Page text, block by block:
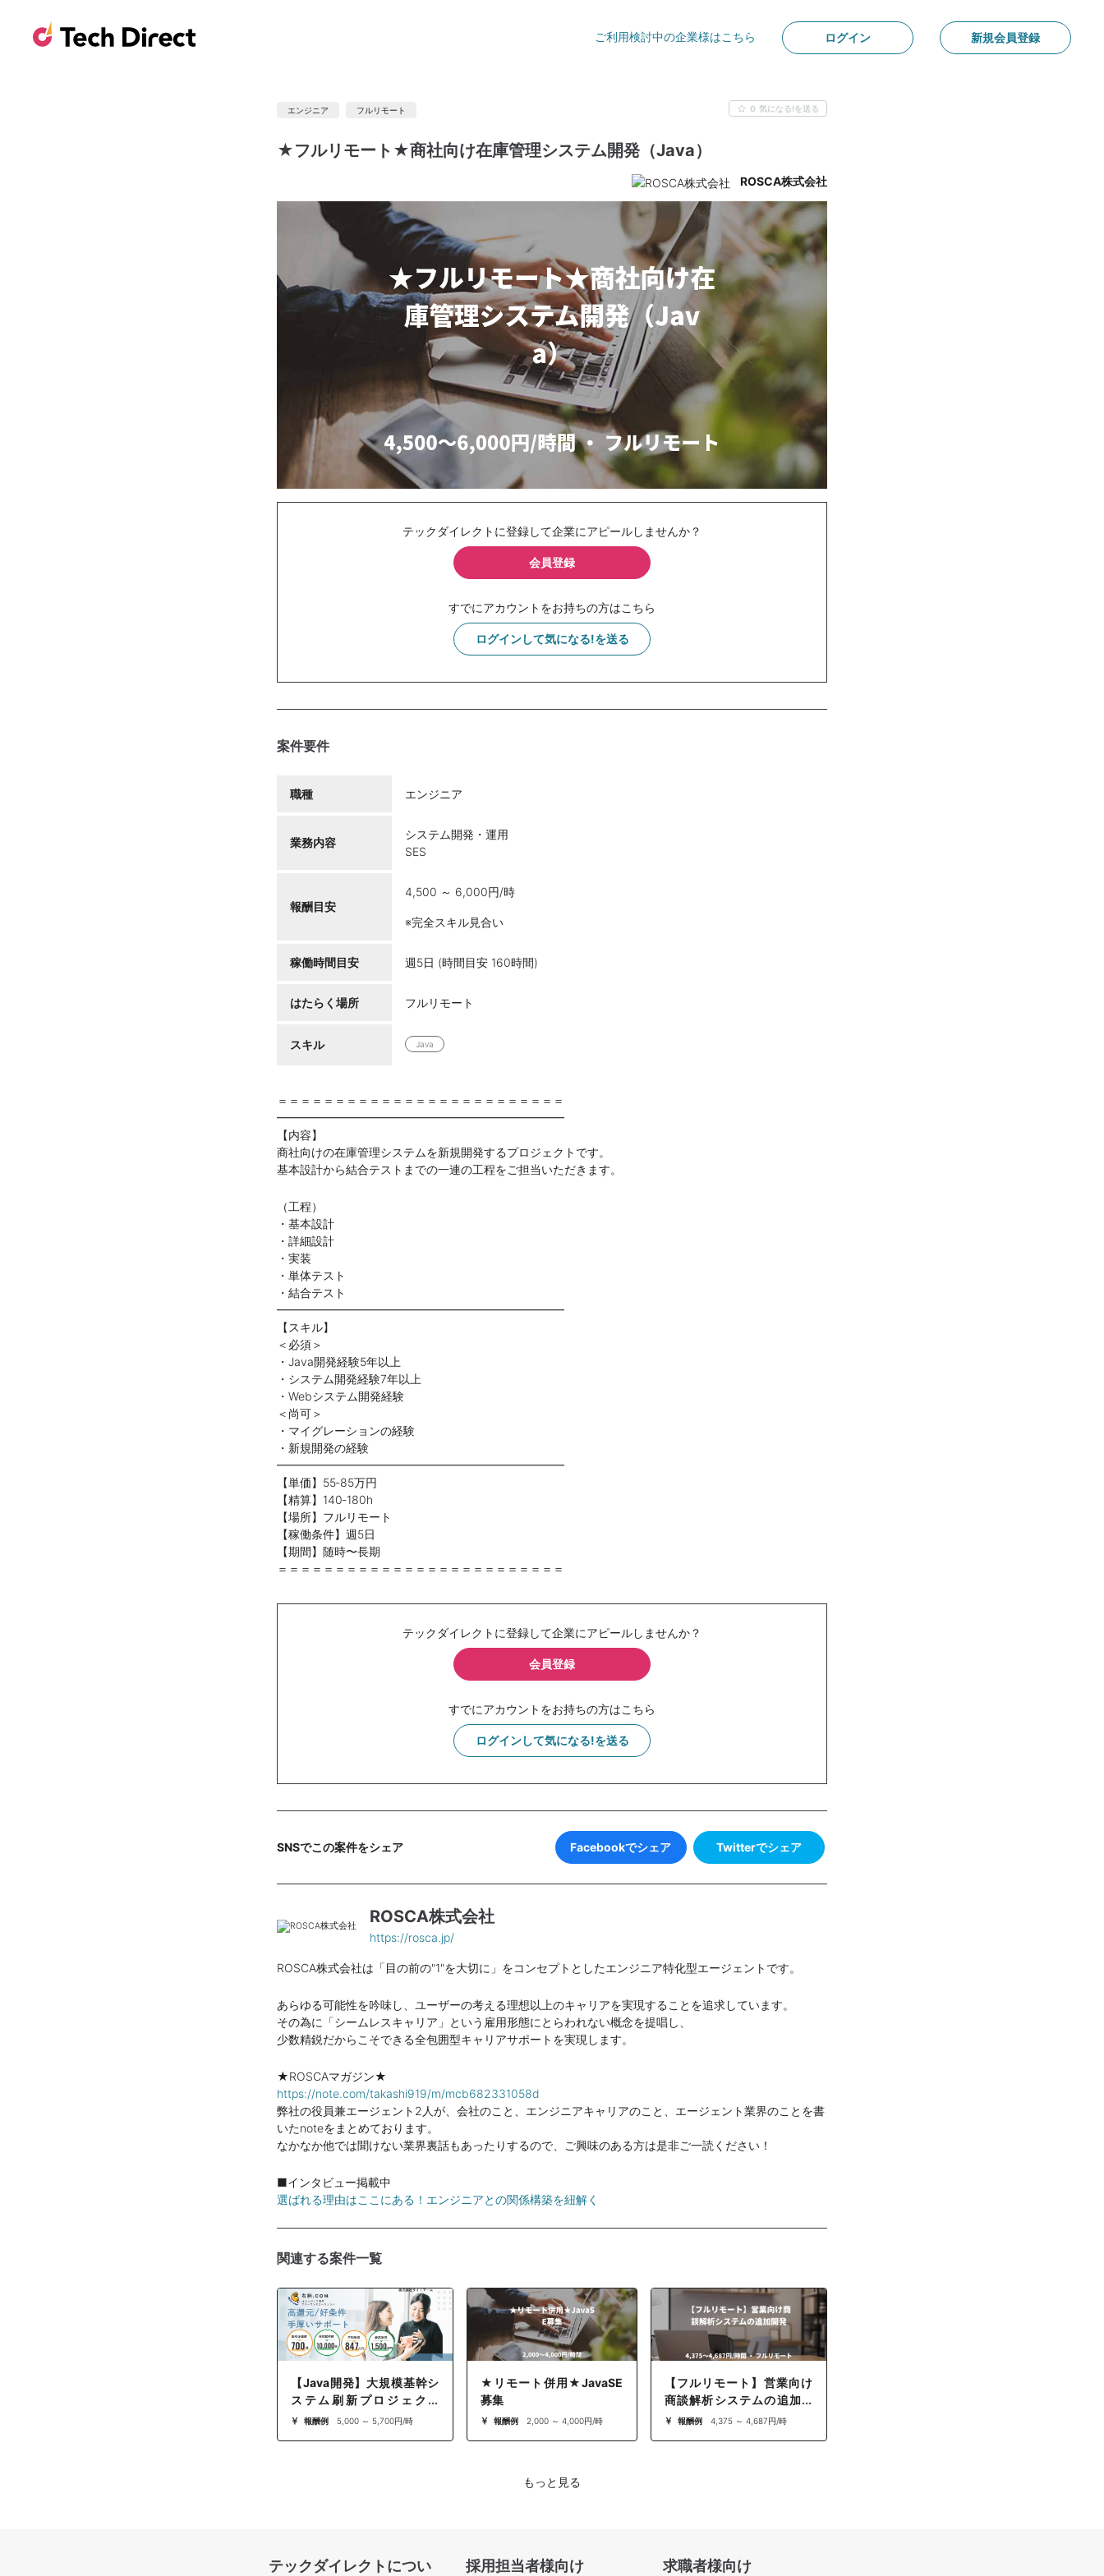
ご利用検討中の企業様はこちら ログイン 新規会員登録
エンジニア フルリモート 0 気になる!を送る
★フルリモート★商社向け在庫管理システム開発（Java）
ROSCA株式会社
テックダイレクトに登録して企業にアピールしませんか？
会員登録
すでにアカウントをお持ちの方はこちら
ログインして気になる!を送る
案件要件
職種 エンジニア
業務内容
システム開発・運用
SES
報酬目安
4,500 ～ 6,000円/時
※完全スキル見合い
稼働時間目安 週5日 (時間目安 160時間)
はたらく場所 フルリモート
スキル Java
＝＝＝＝＝＝＝＝＝＝＝＝＝＝＝＝＝＝＝＝＝＝＝＝＝
━━━━━━━━━━━━━━━━━━━━━━━━━
【内容】
商社向けの在庫管理システムを新規開発するプロジェクトです。
基本設計から結合テストまでの一連の工程をご担当いただきます。
（工程）
・基本設計
・詳細設計
・実装
・単体テスト
・結合テスト
━━━━━━━━━━━━━━━━━━━━━━━━━
【スキル】
＜必須＞
・Java開発経験5年以上
・システム開発経験7年以上
・Webシステム開発経験
＜尚可＞
・マイグレーションの経験
・新規開発の経験
━━━━━━━━━━━━━━━━━━━━━━━━━
【単価】55‐85万円
【精算】140‐180h
【場所】フルリモート
【稼働条件】週5日
【期間】随時〜長期
＝＝＝＝＝＝＝＝＝＝＝＝＝＝＝＝＝＝＝＝＝＝＝＝＝
テックダイレクトに登録して企業にアピールしませんか？
会員登録
すでにアカウントをお持ちの方はこちら
ログインして気になる!を送る
SNSでこの案件をシェア Facebookでシェア Twitterでシェア
ROSCA株式会社
https://rosca.jp/
ROSCA株式会社は「目の前の"1"を大切に」をコンセプトとしたエンジニア特化型エージェントです。
あらゆる可能性を吟味し、ユーザーの考える理想以上のキャリアを実現することを追求しています。
その為に「シームレスキャリア」という雇用形態にとらわれない概念を提唱し、
少数精鋭だからこそできる全包囲型キャリアサポートを実現します。
★ROSCAマガジン★
https://note.com/takashi919/m/mcb682331058d
弊社の役員兼エージェント2人が、会社のこと、エンジニアキャリアのこと、エージェント業界のことを書
いたnoteをまとめております。
なかなか他では聞けない業界裏話もあったりするので、ご興味のある方は是非ご一読ください！
■インタビュー掲載中
選ばれる理由はここにある！エンジニアとの関係構築を紐解く
関連する案件一覧
【Java開発】大規模基幹シ
ステム刷新プロジェクト
（設計リーダー） 【担
報酬例 5,000 ～ 5,700円/時
★リモート併用★JavaSE
募集
報酬例 2,000 ～ 4,000円/時
【フルリモート】営業向け
商談解析システムの追加開
発
報酬例 4,375 ～ 4,687円/時
もっと見る
テックダイレクトについ 採用担当者様向け 求職者様向け